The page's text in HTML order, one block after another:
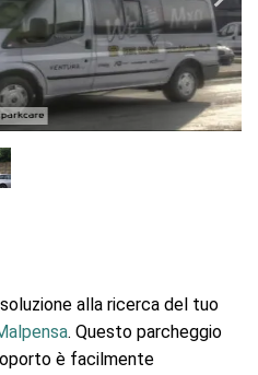
alla ricerca del tuo
. Questo parcheggio
è facilmente